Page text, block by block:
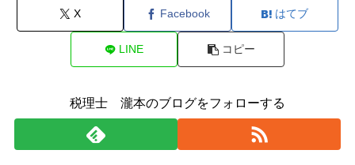
X Facebook はてブ
LINE コピー
税理士 瀧本のブログをフォローする